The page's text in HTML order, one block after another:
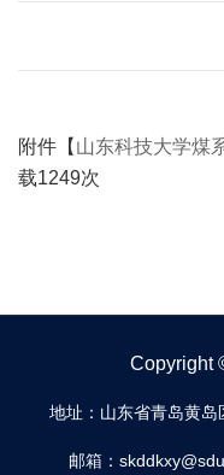
附件【 山东科技大学煤
载1249次
Copyright
地址：山东省青岛黄岛
邮箱：